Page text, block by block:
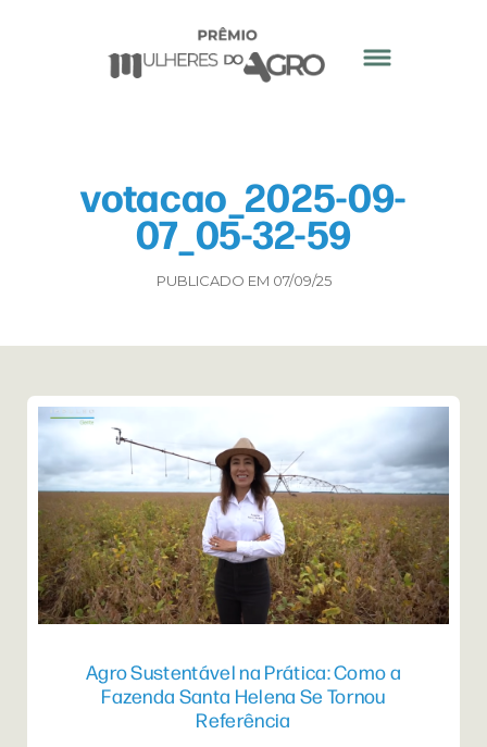
votacao_2025-09-
07_05-32-59
PUBLICADO EM 07/09/25
Agro Sustentável na Prática: Como a
Fazenda Santa Helena Se Tornou
Referência